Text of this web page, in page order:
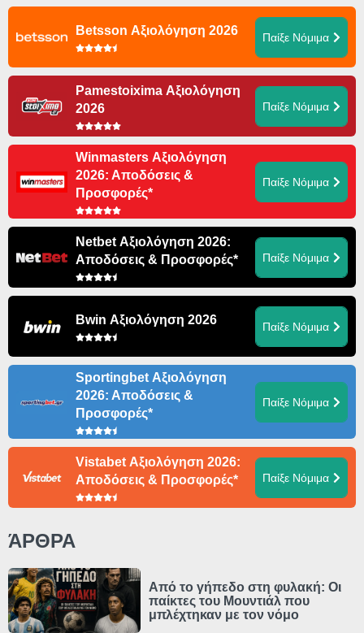
Betsson Αξιολόγηση 2026 Παίξε Νόμιμα
Pamestoixima Αξιολόγηση
2026
Παίξε Νόμιμα
Winmasters Αξιολόγηση
2026: Αποδόσεις &
Προσφορές*
Παίξε Νόμιμα
Netbet Αξιολόγηση 2026:
Αποδόσεις & Προσφορές*
Παίξε Νόμιμα
Bwin Αξιολόγηση 2026 Παίξε Νόμιμα
Sportingbet Αξιολόγηση
2026: Αποδόσεις &
Προσφορές*
Παίξε Νόμιμα
Vistabet Αξιολόγηση 2026:
Αποδόσεις & Προσφορές*
Παίξε Νόμιμα
ΆΡΘΡΑ
Από το γήπεδο στη φυλακή: Οι
παίκτες του Μουντιάλ που
μπλέχτηκαν με τον νόμο